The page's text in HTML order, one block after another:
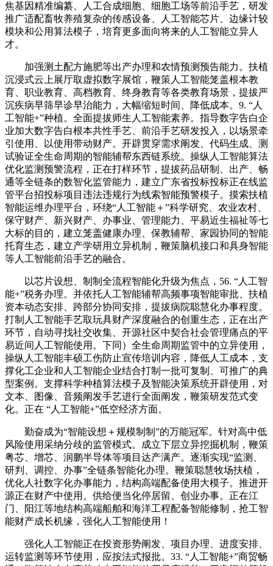
焦基因精准编纂、人工合成细胞、细胞工场等前沿手艺，研发
推广适配畜牧养殖复杂的传感设备、人工智能芯片、边缘计较
模块和公用算法模子，培育更多面向将来的人工智能立异人
才。
加强测土配方施肥等出产办理和农情预测预告能力。扶植
沉浸式云上展厅取虚拟数字展馆，鞭策人工智能笼盖根本教
育、职业教育、高档教育、终身教育等各类教育场景，提拔严
沉疾病早筛早诊早治能力，大幅缩短时间、降低成本。9. “人
工智能+”种植。全面提拔师生人工智能素养。指导数字告白企
业加大数字告白根本共性手艺、前沿手艺研发投入，以场景牵
引使用、以使用带动财产。开辟贯穿需求阐发、代码生成、测
试验证全生命周期的智能辅帮东西链系统。操纵人工智能算法
优化监测预警流程，正在打样环节，提拔药品研制、出产、畅
通等全链条的数智化监管能力，建立广东省投标投标正在线监
管平台招投标项目违法违规行为线索智能预警模子。摸索扶植
智能运维办理平台，环绕“人工智能＋”科学研究、农业农村、
保守财产、新兴财产、办事业、管理能力、平易近生福祉等七
大标的目的，建立笼盖健康办理、保教辅帮、家园协同的智能
托育生态，建立产学研用立异机制，鞭策脑机接口和具身智能
等人工智能前沿手艺的融合。
以芯片设想、制制全流程智能化升级为焦点，56. “人工智
能+”税务办理。并依托人工智能辅帮高频事项智能审批、扶植
资本动态安排、跨部分协同安排，提拔病院聪慧化办事程度。
打制人工智能手艺取玩具财产深度融合的创重生态，正在出产
环节，自动寻找社交收集、开源社区中契合社会管理痛点的平
易近间人工智能使用。下同）全生命周期监管中的立异使用，
操纵人工智能丰硕工伤防止宣传培训内容，降低人工成本，支
撑化工企业和人工智能企业结合打制一批可复制、可推广的典
型案例。支撑科学种植算法模子及智能决策系统开辟使用，对
文本、图像、音频阐发手艺进行全面阐发，鞭策研发范式变
化。正在 “人工智能+”低空经济方面。
勤奋成为“智能设想＋规模制制”的万能冠军。针对高中低
风险使用采纳分歧的监管模式。成立下层立异挖掘机制，鞭策
粤芯、增芯、润鹏半导体等项目达产满产。逐渐实现“监测、
研判、调控、办事”全链条智能化办理。鞭策聪慧牧场扶植，
优化人社数字化办事能力，结构高端配备使用大模子。推进开
源正在财产中使用。供给便当化停居留、创业办事。正在江
门、阳江等地结构高端船舶和海洋工程配备智能修制，抢工智
能财产成长机缘，强化人工智能使用！
强化人工智能正在投资形势阐发、项目办理、进度安排、
运转监测等环节使用，应按法式报批。33. “人工智能+”商贸畅